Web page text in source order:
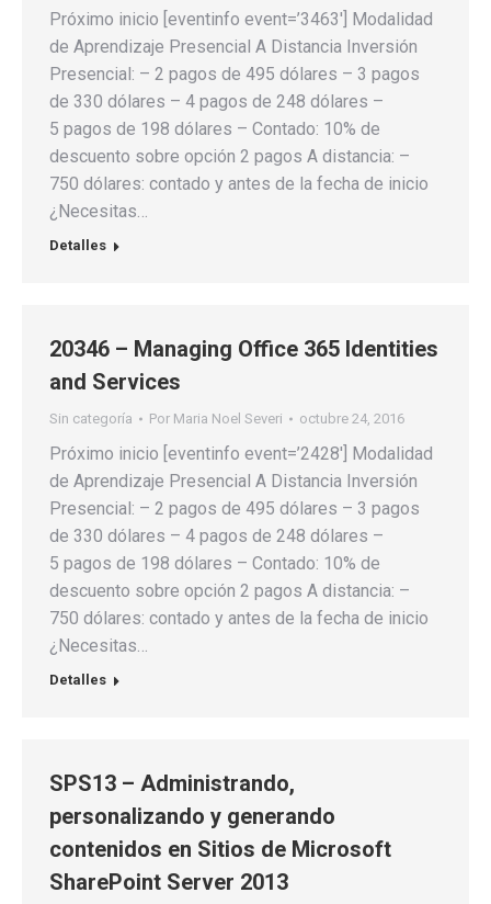
Próximo inicio [eventinfo event=’3463′] Modalidad
de Aprendizaje Presencial A Distancia Inversión
Presencial: – 2 pagos de 495 dólares – 3 pagos
de 330 dólares – 4 pagos de 248 dólares –
5 pagos de 198 dólares – Contado: 10% de
descuento sobre opción 2 pagos A distancia: –
750 dólares: contado y antes de la fecha de inicio
¿Necesitas…
Detalles
20346 – Managing Office 365 Identities
and Services
Sin categoría Por Maria Noel Severi octubre 24, 2016
Próximo inicio [eventinfo event=’2428′] Modalidad
de Aprendizaje Presencial A Distancia Inversión
Presencial: – 2 pagos de 495 dólares – 3 pagos
de 330 dólares – 4 pagos de 248 dólares –
5 pagos de 198 dólares – Contado: 10% de
descuento sobre opción 2 pagos A distancia: –
750 dólares: contado y antes de la fecha de inicio
¿Necesitas…
Detalles
SPS13 – Administrando,
personalizando y generando
contenidos en Sitios de Microsoft
SharePoint Server 2013